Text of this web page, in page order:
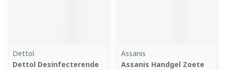
Dettol
Dettol Desinfecterende
Assanis
Assanis Handgel Zoete